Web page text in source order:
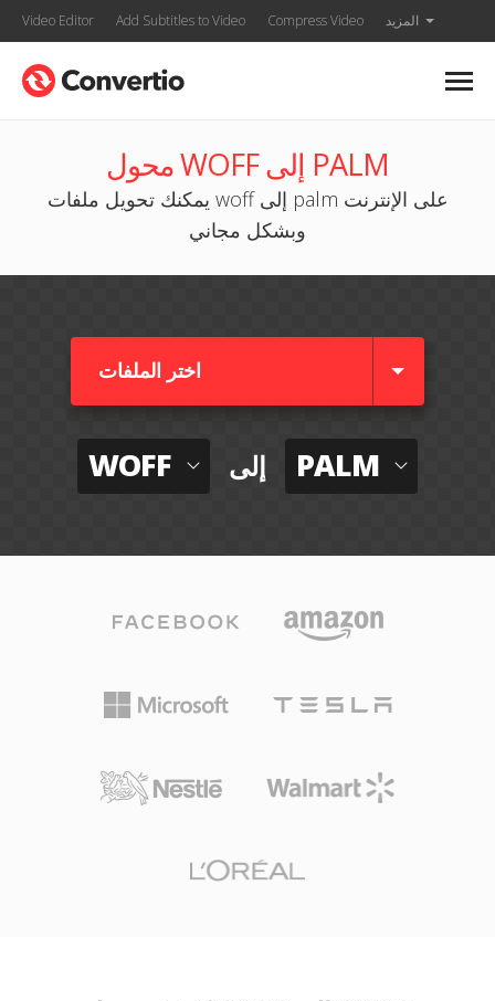
Video Editor Add Subtitles to Video Compress Video المزيد
محول WOFF إلى PALM
يمكنك تحويل ملفات woff إلى palm على الإنترنت
وبشكل مجاني
اختر الملفات
WOFF إلى PALM